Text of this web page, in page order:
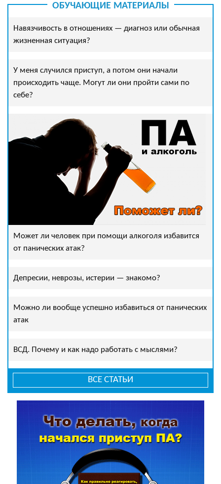
ОБУЧАЮЩИЕ МАТЕРИАЛЫ
Навязчивость в отношениях — диагноз или обычная
жизненная ситуация?
У меня случился приступ, а потом они начали
происходить чаще. Могут ли они пройти сами по
себе?
Может ли человек при помощи алкоголя избавится
от панических атак?
Депресии, неврозы, истерии — знакомо?
Можно ли вообще успешно избавиться от панических
атак
ВСД. Почему и как надо работать с мыслями?
ВСЕ СТАТЬИ